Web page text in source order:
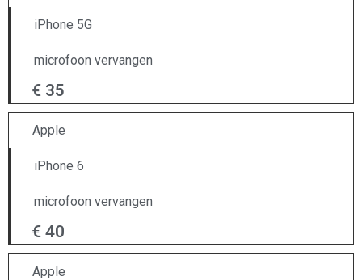
iPhone 5G
microfoon vervangen
€ 35
Apple
iPhone 6
microfoon vervangen
€ 40
Apple